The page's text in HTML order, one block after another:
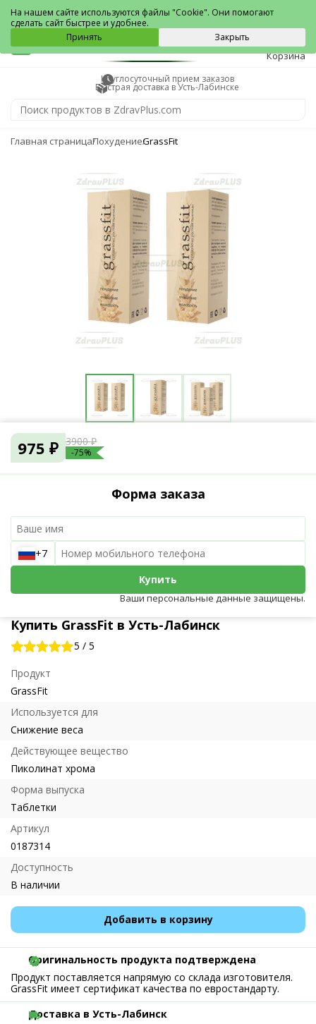
Усть-Лабинск
0
Корзина
Круглосуточный прием заказов
Быстрая доставка в Усть-Лабинске
Главная страницаПохудениеGrassFit
Купить GrassFit в Усть-Лабинск
5 / 5
Продукт
GrassFit
Используется для
Снижение веса
Действующее вещество
Пиколинат хрома
Форма выпуска
Таблетки
Артикул
0187314
Доступность
В наличии
Добавить в корзину
975 ₽ 3900 ₽
-75%
Форма заказа
+7
Купить
Ваши персональные данные защищены.
Оригинальность продукта подтверждена
Продукт поставляется напрямую со склада изготовителя.
GrassFit имеет сертификат качества по евростандарту.
Доставка в Усть-Лабинск
На нашем сайте используются файлы "Cookie". Они помогают
сделать сайт быстрее и удобнее.
Принять
Закрыть